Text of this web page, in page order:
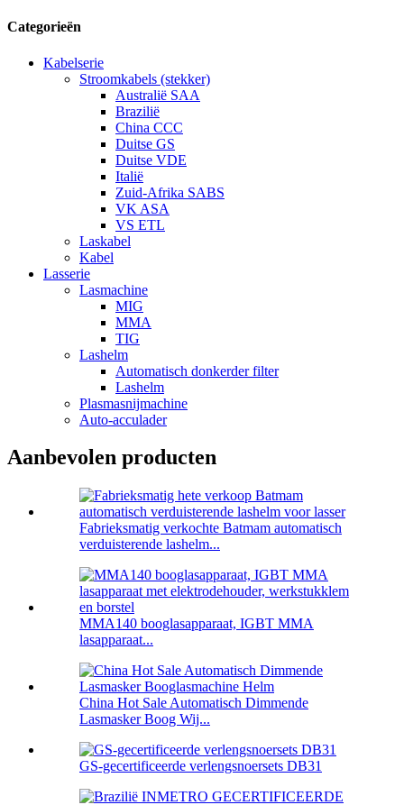
Categorieën
Kabelserie
Stroomkabels (stekker)
Australië SAA
Brazilië
China CCC
Duitse GS
Duitse VDE
Italië
Zuid-Afrika SABS
VK ASA
VS ETL
Laskabel
Kabel
Lasserie
Lasmachine
MIG
MMA
TIG
Lashelm
Automatisch donkerder filter
Lashelm
Plasmasnijmachine
Auto-acculader
Aanbevolen producten
Fabrieksmatig verkochte Batmam automatisch
verduisterende lashelm...
MMA140 booglasapparaat, IGBT MMA
lasapparaat...
China Hot Sale Automatisch Dimmende
Lasmasker Boog Wij...
GS-gecertificeerde verlengsnoersets DB31